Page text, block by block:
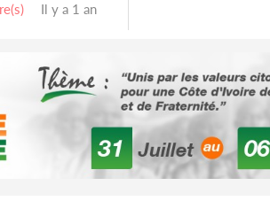
Il y a 1 an